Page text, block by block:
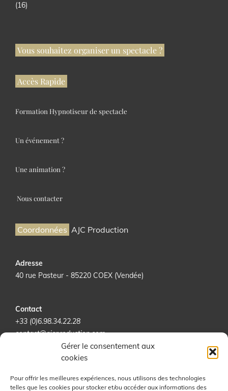
Gérer le consentement aux
cookies
Pour offrir les meilleures expériences, nous utilisons des technologies
telles que les cookies pour stocker et/ou accéder aux informations des
(16)
Vous souhaitez organiser un spectacle ?
Accès Rapide
Formation Hypnotiseur de spectacle
Un événement ?
Une animation ?
Nous contacter
Coordonnées AJC Production
Adresse
40 rue Pasteur - 85220 COEX (Vendée)
Contact
+33 (0)6.98.34.22.28
contact@ajcproduction.com